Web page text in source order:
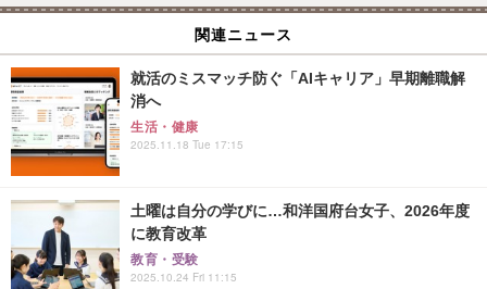
関連ニュース
就活のミスマッチ防ぐ「AIキャリア」早期離職解
消へ
生活・健康
2025.11.18 Tue 17:15
土曜は自分の学びに…和洋国府台女子、2026年度
に教育改革
教育・受験
2025.10.24 Fri 11:15